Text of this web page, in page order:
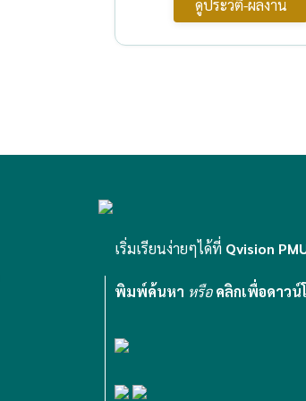
ดูประวัติ-ผลงาน
เริ่มเรียนง่ายๆได้ที่ Qvision
พิมพ์ค้นหา หรือ คลิกเพื่อดาวน์